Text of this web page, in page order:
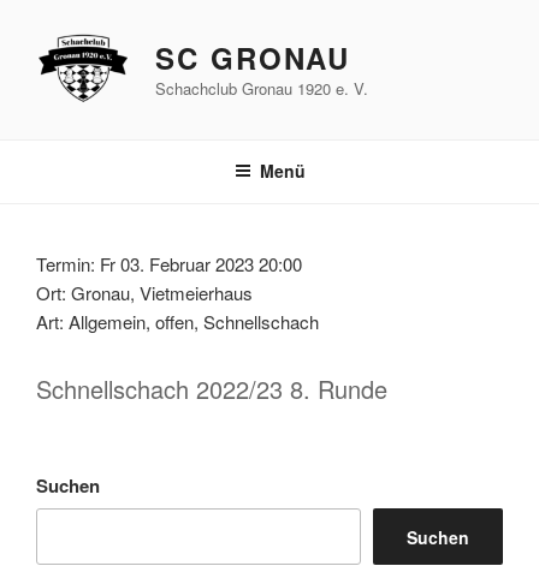
springen
SC GRONAU
Schachclub Gronau 1920 e. V.
Menü
Termin: Fr 03. Februar 2023 20:00
Ort: Gronau, Vietmeierhaus
Art: Allgemein, offen, Schnellschach
Schnellschach 2022/23 8. Runde
Suchen
Suchen